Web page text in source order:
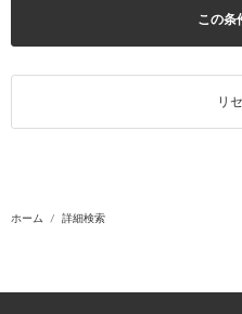
この条
リ
ホーム 詳細検索